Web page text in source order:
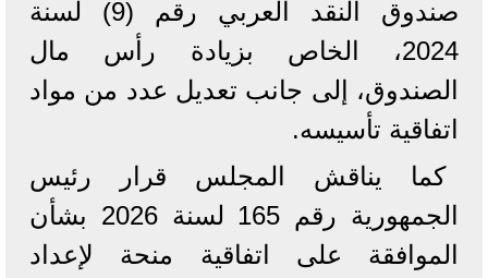
صندوق النقد العربي رقم (9) لسنة
2024، الخاص بزيادة رأس مال
الصندوق، إلى جانب تعديل عدد من مواد
اتفاقية تأسيسه.
كما يناقش المجلس قرار رئيس
الجمهورية رقم 165 لسنة 2026 بشأن
الموافقة على اتفاقية منحة لإعداد